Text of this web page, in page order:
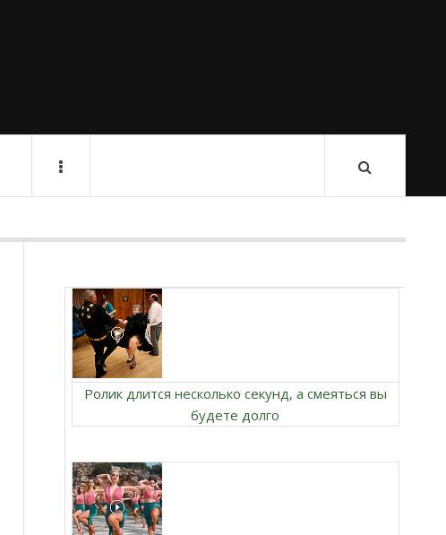
Ролик длится несколько секунд, а смеяться вы
будете долго